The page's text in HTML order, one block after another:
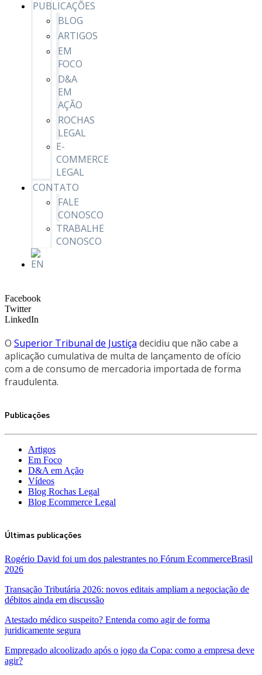
PUBLICAÇÕES
BLOG
ARTIGOS
EM
FOCO
D&A
EM
AÇÃO
ROCHAS
LEGAL
E-
COMMERCE
LEGAL
CONTATO
FALE
CONOSCO
TRABALHE
CONOSCO
Facebook
Twitter
LinkedIn
O Superior Tribunal de Justiça decidiu que não cabe a
aplicação cumulativa de multa de lançamento de ofício
com a de consumo de mercadoria importada de forma
fraudulenta.
Publicações
Artigos
Em Foco
D&A em Ação
Vídeos
Blog Rochas Legal
Blog Ecommerce Legal
Últimas publicações
Rogério David foi um dos palestrantes no Fórum EcommerceBrasil
2026
Transação Tributária 2026: novos editais ampliam a negociação de
débitos ainda em discussão
Atestado médico suspeito? Entenda como agir de forma
juridicamente segura
Empregado alcoolizado após o jogo da Copa: como a empresa deve
agir?